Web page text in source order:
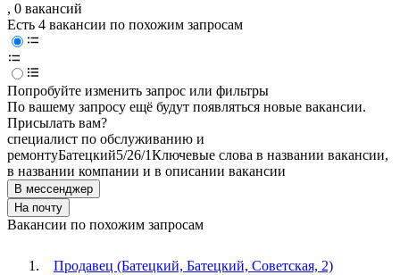
, 0 вакансий
Есть 4 вакансии по похожим запросам
Попробуйте изменить запрос или фильтры
По вашему запросу ещё будут появляться новые вакансии.
Присылать вам?
специалист по обслуживанию и
ремонтуБатецкий5/26/1Ключевые слова в названии вакансии,
в названии компании и в описании вакансии
В мессенджер
На почту
Вакансии по похожим запросам
Продавец (Батецкий, Батецкий, Советская, 2)